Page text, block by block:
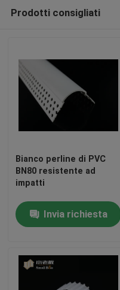
Controllo di qualità
Contattici
Richieda una citazione
Medi filtranti MBBR
Bio- media di MBBR
Prodotti consigliati
Bianco perline di PVC
BN80 resistente ad
impatti
Invia richiesta